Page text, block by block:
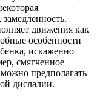
замедленность.
движения как
особенности
искаженно
смягченное
предполагать
дислалии.